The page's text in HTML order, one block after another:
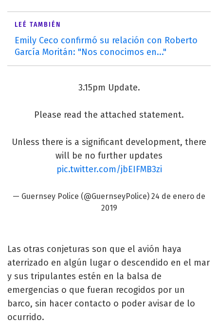
LEÉ TAMBIÉN
Emily Ceco confirmó su relación con Roberto
García Moritán: "Nos conocimos en..."
3.15pm Update.
Please read the attached statement.
Unless there is a significant development, there
will be no further updates
pic.twitter.com/jbEIFMB3zi
— Guernsey Police (@GuernseyPolice) 24 de enero de
2019
Las otras conjeturas son que el avión haya
aterrizado en algún lugar o descendido en el mar
y sus tripulantes estén en la balsa de
emergencias o que fueran recogidos por un
barco, sin hacer contacto o poder avisar de lo
ocurrido.